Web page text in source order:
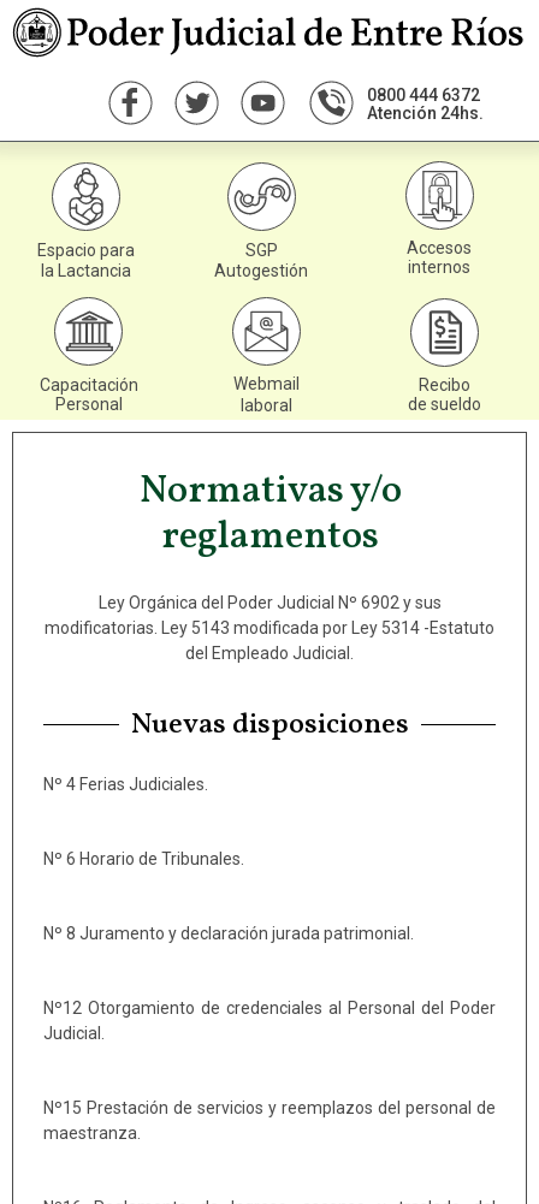
0800 444 6372
Atención 24hs.
Espacio para
la Lactancia
SGP
Autogestión
Accesos
internos
Capacitación
Personal
Webmail
laboral
Recibo
de sueldo
Normativas y/o
reglamentos
Ley Orgánica del Poder Judicial Nº 6902 y sus
modificatorias. Ley 5143 modificada por Ley 5314 -Estatuto
del Empleado Judicial.
Nuevas disposiciones
Nº 4 Ferias Judiciales.
Nº 6 Horario de Tribunales.
Nº 8 Juramento y declaración jurada patrimonial.
Nº12 Otorgamiento de credenciales al Personal del Poder
Judicial.
Nº15 Prestación de servicios y reemplazos del personal de
maestranza.